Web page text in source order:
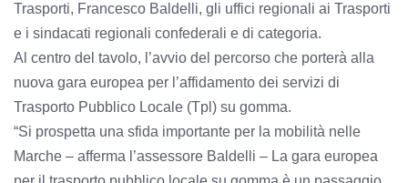
Trasporti, Francesco Baldelli, gli uffici regionali ai Trasporti
e i sindacati regionali confederali e di categoria.
Al centro del tavolo, l’avvio del percorso che porterà alla
nuova gara europea per l’affidamento dei servizi di
Trasporto Pubblico Locale (Tpl) su gomma.
“Si prospetta una sfida importante per la mobilità nelle
Marche – afferma l’assessore Baldelli – La gara europea